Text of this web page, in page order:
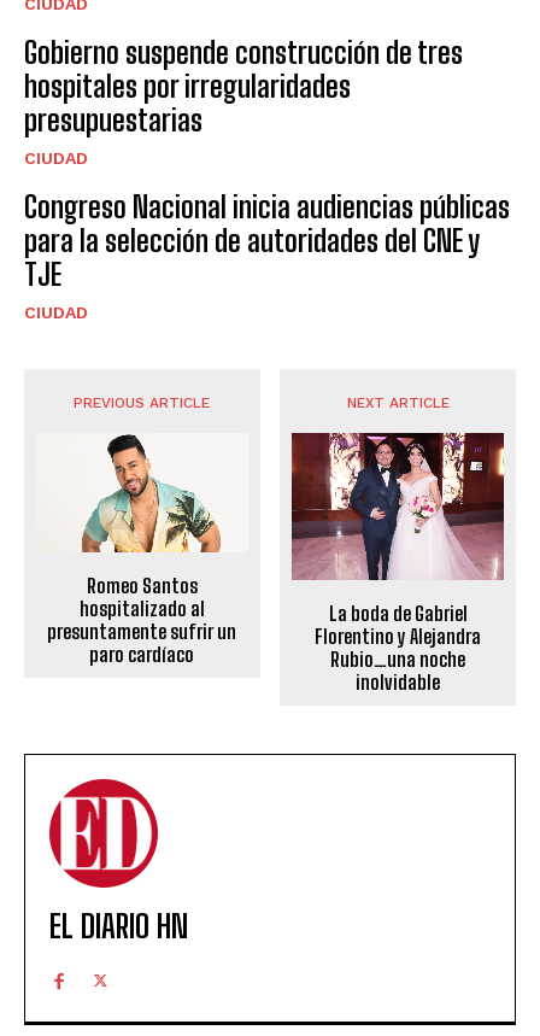
CIUDAD
Gobierno suspende construcción de tres
hospitales por irregularidades
presupuestarias
CIUDAD
Congreso Nacional inicia audiencias públicas
para la selección de autoridades del CNE y
TJE
CIUDAD
PREVIOUS ARTICLE
Romeo Santos
hospitalizado al
presuntamente sufrir un
paro cardíaco
NEXT ARTICLE
La boda de Gabriel
Florentino y Alejandra
Rubio…una noche
inolvidable
EL DIARIO HN